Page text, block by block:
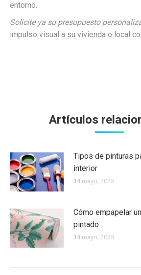
entorno.
Solicite ya su presupuesto
impulso visual a su vivienda o local
Artículos
Tipos de pinturas
interior
14 mayo, 2025
Cómo empapelar
pintado
14 mayo, 2025